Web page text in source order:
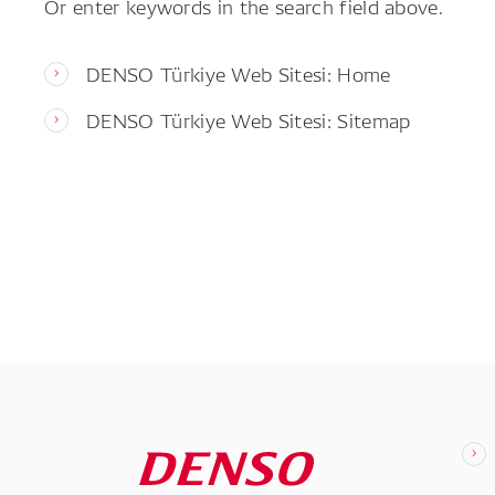
DENSO Türkiye Web Sitesi: Home
DENSO Türkiye Web Sitesi: Sitemap